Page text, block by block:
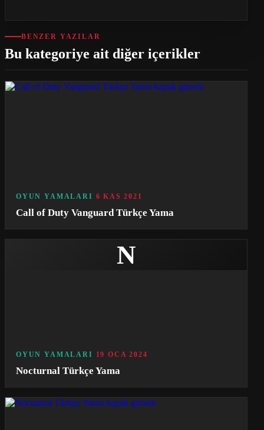
BENZER YAZILAR
Bu kategoriye ait diğer içerikler
OYUN YAMALARI 6 KAS 2021
Call of Duty Vanguard Türkçe Yama
N
OYUN YAMALARI 19 OCA 2024
Nocturnal Türkçe Yama